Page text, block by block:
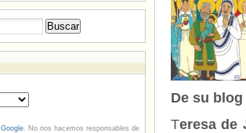
De su blog
Teresa de
Google. No nos hacemos responsables de